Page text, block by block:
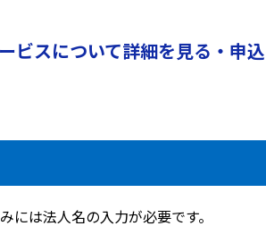
ビスについて詳細を見る・申
は法人名の入力が必要です。